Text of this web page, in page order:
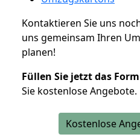
Kontaktieren Sie uns
uns gemeinsam Ihren
planen!
Füllen Sie jetzt das
Sie kostenlose Angebote.
Kostenlose